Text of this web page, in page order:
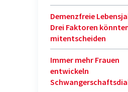
Demenzfreie
Drei Faktoren
mitentscheiden
Immer mehr Frauen
entwickeln